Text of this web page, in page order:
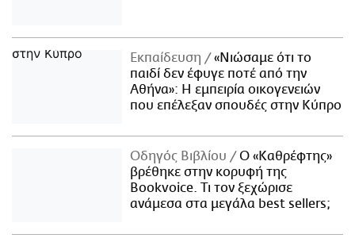
Εκπαίδευση
«Νιώσαμε ότι το
παιδί δεν έφυγε ποτέ από την
Αθήνα»: Η εμπειρία οικογενειών
που επέλεξαν σπουδές στην Κύπρο
Οδηγός Βιβλίου
Ο «Καθρέφτης»
βρέθηκε στην κορυφή της
Bookvoice. Τι τον ξεχώρισε
ανάμεσα στα μεγάλα best sellers;